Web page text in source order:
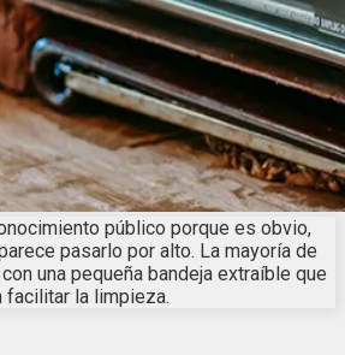
público porque es obvio,
pasarlo por alto. La mayoría de
una pequeña bandeja extraíble que
facilitar la limpieza.